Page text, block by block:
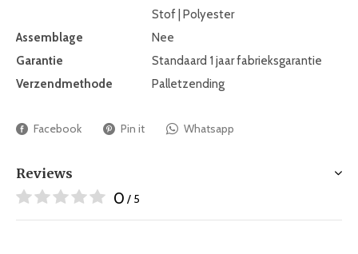
Stof | Polyester
Assemblage
Nee
Garantie
Standaard 1 jaar fabrieksgarantie
Verzendmethode
Palletzending
Facebook Pin it Whatsapp
Reviews
0 / 5